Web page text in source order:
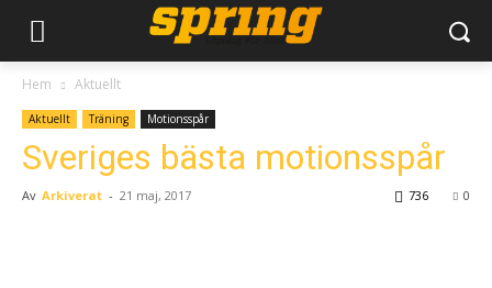
Hem Aktuellt
Aktuellt Träning Motionsspår
Sveriges bästa motionsspår
Av Arkiverat - 21 maj, 2017 0
736